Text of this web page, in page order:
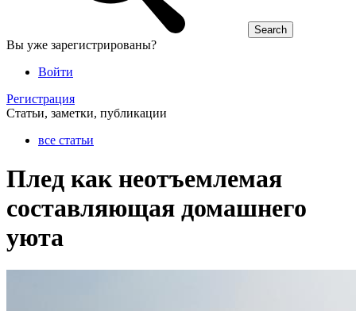
Вы уже зарегистрированы?
Войти
Регистрация
Статьи, заметки, публикации
все статьи
Плед как неотъемлемая
составляющая домашнего
уюта